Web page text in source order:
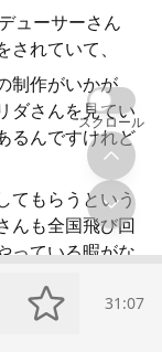
ューサーさん
れていて、
制作がいかが
ダさんを見てい
るんですけれど
てもらうという
んも全国飛び回
っている暇がな
んですよね、31:07
スクロール